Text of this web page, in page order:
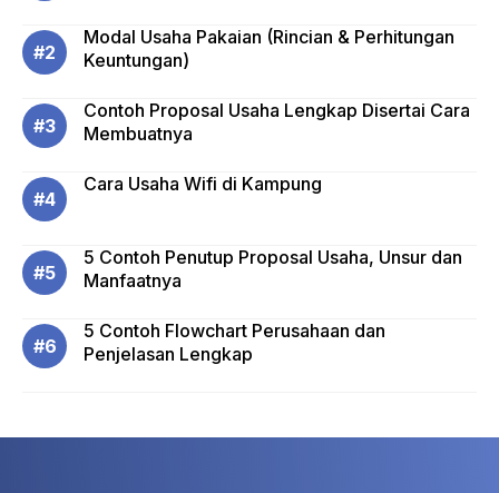
Modal Usaha Pakaian (Rincian & Perhitungan
Keuntungan)
Contoh Proposal Usaha Lengkap Disertai Cara
Membuatnya
Cara Usaha Wifi di Kampung
5 Contoh Penutup Proposal Usaha, Unsur dan
Manfaatnya
5 Contoh Flowchart Perusahaan dan
Penjelasan Lengkap